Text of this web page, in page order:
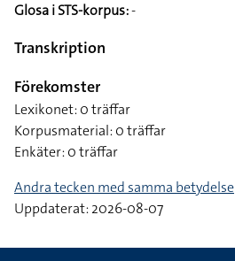
Glosa i STS-korpus:-
Transkription
Förekomster
Lexikonet: 0 träffar
Korpusmaterial: 0 träffar
Enkäter: 0 träffar
Andra tecken med samma betydelse
Uppdaterat: 2026-08-07